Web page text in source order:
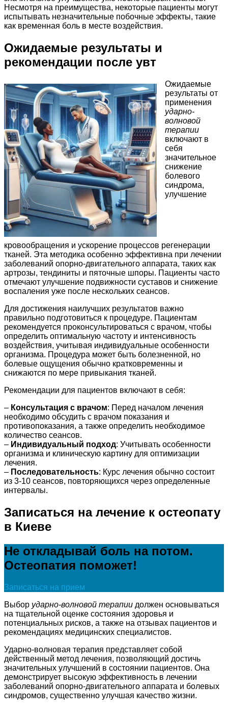
Несмотря на преимущества, некоторые пациенты могут
испытывать незначительные побочные эффекты, такие
как временная боль в месте воздействия.
Ожидаемые результаты и
рекомендации после увт
Ожидаемые
результаты от
применения
ударно-
волновой
терапии
включают в
себя
значительное
снижение
болевого
синдрома,
улучшение
кровообращения и ускорение процессов регенерации
тканей. Эта методика особенно эффективна при лечении
заболеваний опорно-двигательного аппарата, таких как
артрозы, тендиниты и пяточные шпоры. Пациенты часто
отмечают улучшение подвижности суставов и снижение
воспаления уже после нескольких сеансов.
Для достижения наилучших результатов важно
правильно подготовиться к процедуре. Пациентам
рекомендуется проконсультироваться с врачом, чтобы
определить оптимальную частоту и интенсивность
воздействия, учитывая индивидуальные особенности
организма. Процедура может быть болезненной, но
болевые ощущения обычно кратковременны и
снижаются по мере привыкания тканей.
Рекомендации для пациентов включают в себя:
– Консультация с врачом: Перед началом лечения
необходимо обсудить с врачом показания и
противопоказания, а также определить необходимое
количество сеансов.
– Индивидуальный подход: Учитывать особенности
организма и клиническую картину для оптимизации
лечения.
– Последовательность: Курс лечения обычно состоит
из 3-10 сеансов, повторяющихся через определенные
интервалы.
Записаться на лечение к остеопату
в Киеве
Не откладывай боль на потом.
Остеопатия поможет!
Записаться на прием
Выбор ударно-волновой терапии должен основываться
на тщательной оценке состояния здоровья и
потенциальных рисков, а также на отзывах пациентов и
рекомендациях медицинских специалистов.
Ударно-волновая терапия представляет собой
действенный метод лечения, позволяющий достичь
значительных улучшений в состоянии пациентов. Она
демонстрирует высокую эффективность в лечении
заболеваний опорно-двигательного аппарата и болевых
синдромов, существенно улучшая качество жизни.